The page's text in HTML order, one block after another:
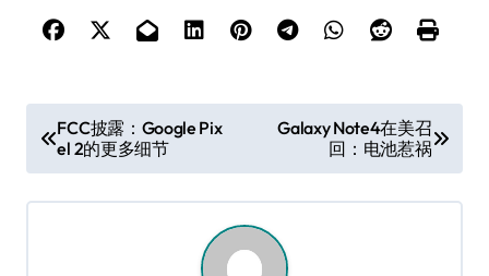
章
导
FCC披露：Google Pix
el 2的更多细节
Galaxy Note4在美召
回：电池惹祸